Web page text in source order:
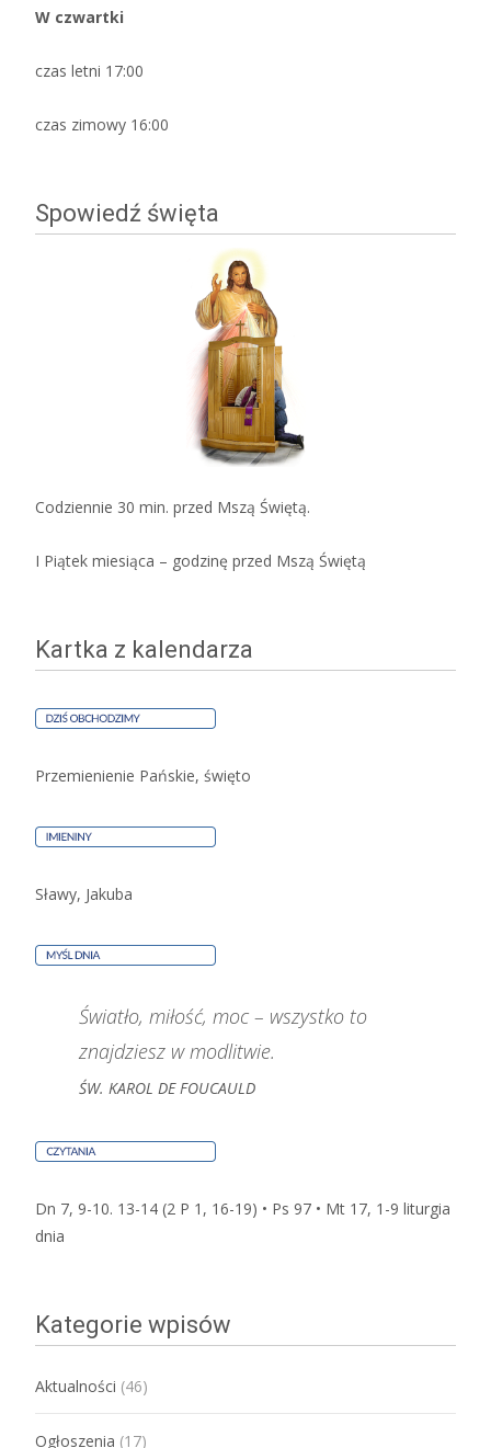
W czwartki
czas letni 17:00
czas zimowy 16:00
Spowiedź święta
Codziennie 30 min. przed Mszą Świętą.
I Piątek miesiąca – godzinę przed Mszą Świętą
Kartka z kalendarza
Przemienienie Pańskie, święto
Sławy, Jakuba
Światło, miłość, moc – wszystko to
znajdziesz w modlitwie.
ŚW. KAROL DE FOUCAULD
Dn 7, 9-10. 13-14 (2 P 1, 16-19) • Ps 97 • Mt 17, 1-9 liturgia
dnia
Kategorie wpisów
Aktualności (46)
Ogłoszenia (17)